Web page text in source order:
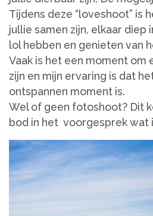
Tijdens deze “loveshoot” is
jullie samen zijn, elkaar diep
lol hebben en genieten van
Vaak is het een moment om
zijn en mijn ervaring is dat
ontspannen moment is.
Wel of geen fotoshoot? Dit
bod in het voorgesprek wat